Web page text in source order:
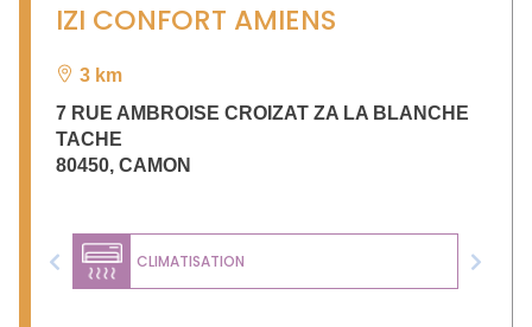
IZI CONFORT AMIENS
3 km
7 RUE AMBROISE CROIZAT ZA LA BLANCHE
TACHE
80450, CAMON
CLIMATISATION
Previous Next